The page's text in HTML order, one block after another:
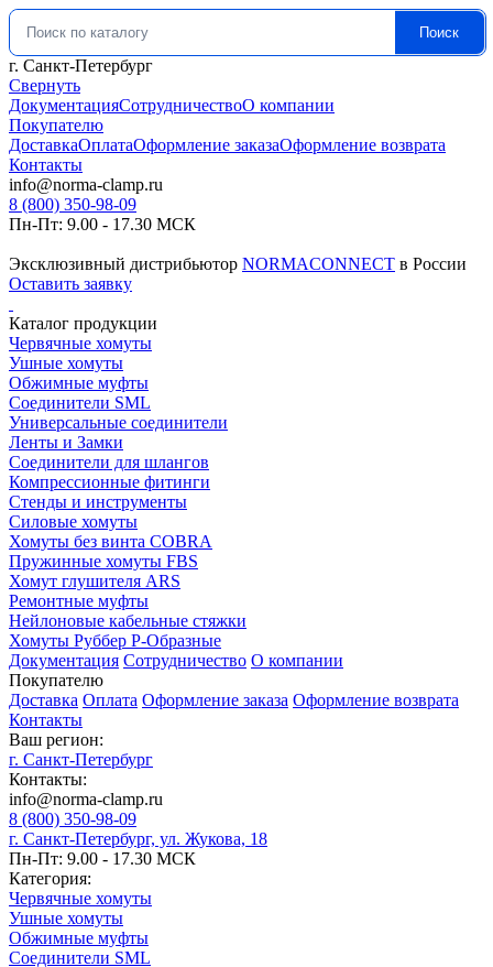
Искать: Поиск
г. Санкт-Петербург
Свернуть
ДокументацияСотрудничествоО компании
Покупателю
ДоставкаОплатаОформление заказаОформление возврата
Контакты
info@norma-clamp.ru
8 (800) 350-98-09
Пн-Пт: 9.00 - 17.30 МСК
Эксклюзивный дистрибьютор NORMACONNECT в России
Оставить заявку
Каталог продукции
Червячные хомуты
Ушные хомуты
Обжимные муфты
Соединители SML
Универсальные соединители
Ленты и Замки
Соединители для шлангов
Компрессионные фитинги
Стенды и инструменты
Силовые хомуты
Хомуты без винта COBRA
Пружинные хомуты FBS
Хомут глушителя ARS
Ремонтные муфты
Нейлоновые кабельные стяжки
Хомуты Руббер Р-Образные
Документация Сотрудничество О компании
Покупателю
Доставка Оплата Оформление заказа Оформление возврата
Контакты
Ваш регион:
г. Санкт-Петербург
Контакты:
info@norma-clamp.ru
8 (800) 350-98-09
г. Санкт-Петербург, ул. Жукова, 18
Пн-Пт: 9.00 - 17.30 МСК
Категория:
Червячные хомуты
Ушные хомуты
Обжимные муфты
Соединители SML